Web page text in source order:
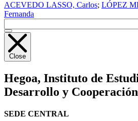
ACEVEDO LASSO, Carlos; LÓPEZ
Fernanda
Close
Hegoa, Instituto de
Desarrollo y
SEDE CENTRAL